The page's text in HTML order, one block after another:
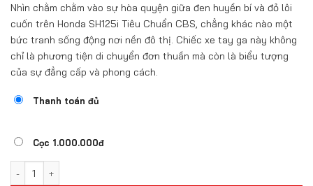
Nhìn chằm chằm vào sự hòa quyện giữa đen huyền bí và đỏ lôi
cuốn trên Honda SH125i Tiêu Chuẩn CBS, chẳng khác nào một
bức tranh sống động nơi nền đô thị. Chiếc xe tay ga này không
chỉ là phương tiện di chuyển đơn thuần mà còn là biểu tượng
của sự đẳng cấp và phong cách.
Thanh toán đủ
Cọc 1.000.000đ